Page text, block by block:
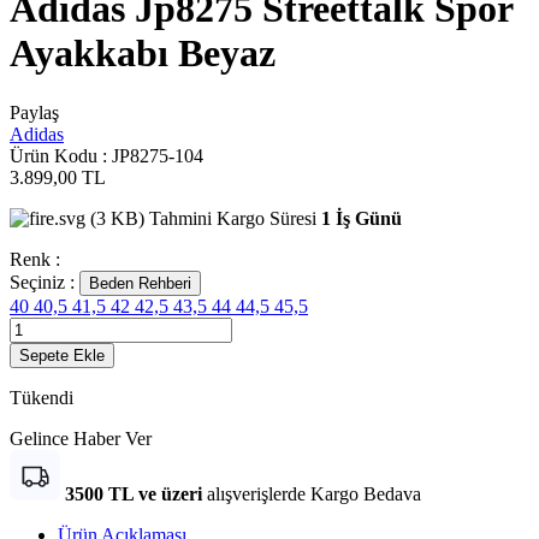
Adidas Jp8275 Streettalk Spor
Ayakkabı Beyaz
Paylaş
Adidas
Ürün Kodu : JP8275-104
3.899,00 TL
Tahmini Kargo Süresi 1 İş Günü
Renk :
Seçiniz :
Beden Rehberi
40 40,5 41,5 42 42,5 43,5 44 44,5 45,5
Sepete Ekle
Tükendi
Gelince Haber Ver
3500 TL ve üzeri alışverişlerde Kargo Bedava
Ürün Açıklaması